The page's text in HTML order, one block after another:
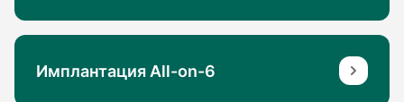
Имплантация All-on-6